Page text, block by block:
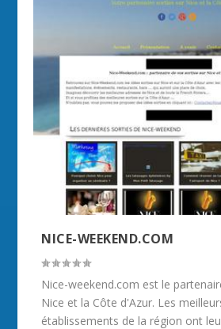
NICE-WEEKEND.COM
Nice-weekend.com est le
Nice et la Côte d'Azur. Les
établissements de la région ont